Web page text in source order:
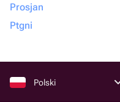
Prosjan
Ptgni
Polski